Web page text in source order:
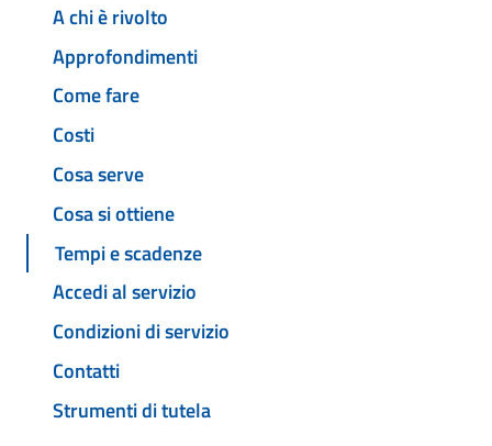
A chi è rivolto
Approfondimenti
Come fare
Costi
Cosa serve
Cosa si ottiene
Tempi e scadenze
Accedi al servizio
Condizioni di servizio
Contatti
Strumenti di tutela